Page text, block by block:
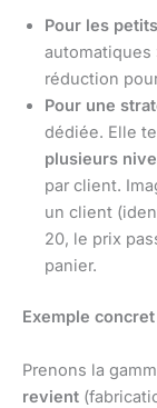
Pour les
automatiques
réduction
Pour une
dédiée. Elle
plusieurs
par client.
un client
20, le prix
panier.
Exemple
Prenons la
revient